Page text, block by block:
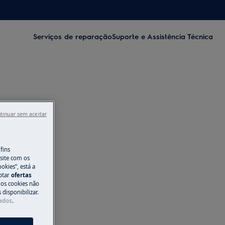
Serviços de reparaçãoSuporte e Assistência Técnica
com os
está a
ofertas
cookies não
disponibilizar.
.
sem aceitar